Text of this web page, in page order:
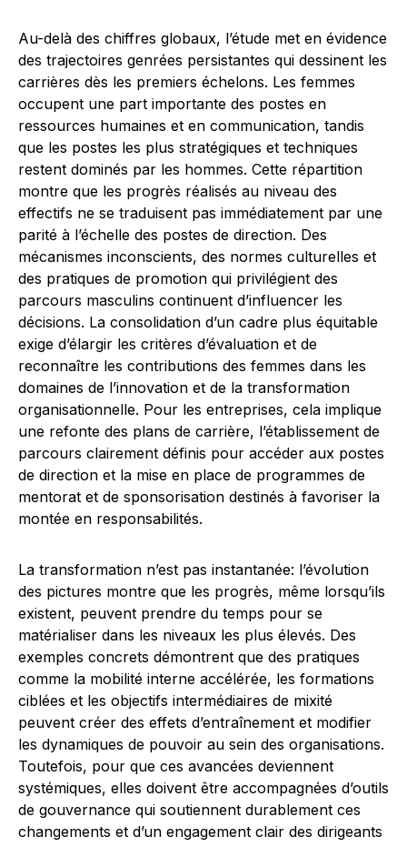
Au-delà des chiffres globaux, l’étude met en évidence
des trajectoires genrées persistantes qui dessinent les
carrières dès les premiers échelons. Les femmes
occupent une part importante des postes en
ressources humaines et en communication, tandis
que les postes les plus stratégiques et techniques
restent dominés par les hommes. Cette répartition
montre que les progrès réalisés au niveau des
effectifs ne se traduisent pas immédiatement par une
parité à l’échelle des postes de direction. Des
mécanismes inconscients, des normes culturelles et
des pratiques de promotion qui privilégient des
parcours masculins continuent d’influencer les
décisions. La consolidation d’un cadre plus équitable
exige d’élargir les critères d’évaluation et de
reconnaître les contributions des femmes dans les
domaines de l’innovation et de la transformation
organisationnelle. Pour les entreprises, cela implique
une refonte des plans de carrière, l’établissement de
parcours clairement définis pour accéder aux postes
de direction et la mise en place de programmes de
mentorat et de sponsorisation destinés à favoriser la
montée en responsabilités.
La transformation n’est pas instantanée: l’évolution
des pictures montre que les progrès, même lorsqu’ils
existent, peuvent prendre du temps pour se
matérialiser dans les niveaux les plus élevés. Des
exemples concrets démontrent que des pratiques
comme la mobilité interne accélérée, les formations
ciblées et les objectifs intermédiaires de mixité
peuvent créer des effets d’entraînement et modifier
les dynamiques de pouvoir au sein des organisations.
Toutefois, pour que ces avancées deviennent
systémiques, elles doivent être accompagnées d’outils
de gouvernance qui soutiennent durablement ces
changements et d’un engagement clair des dirigeants